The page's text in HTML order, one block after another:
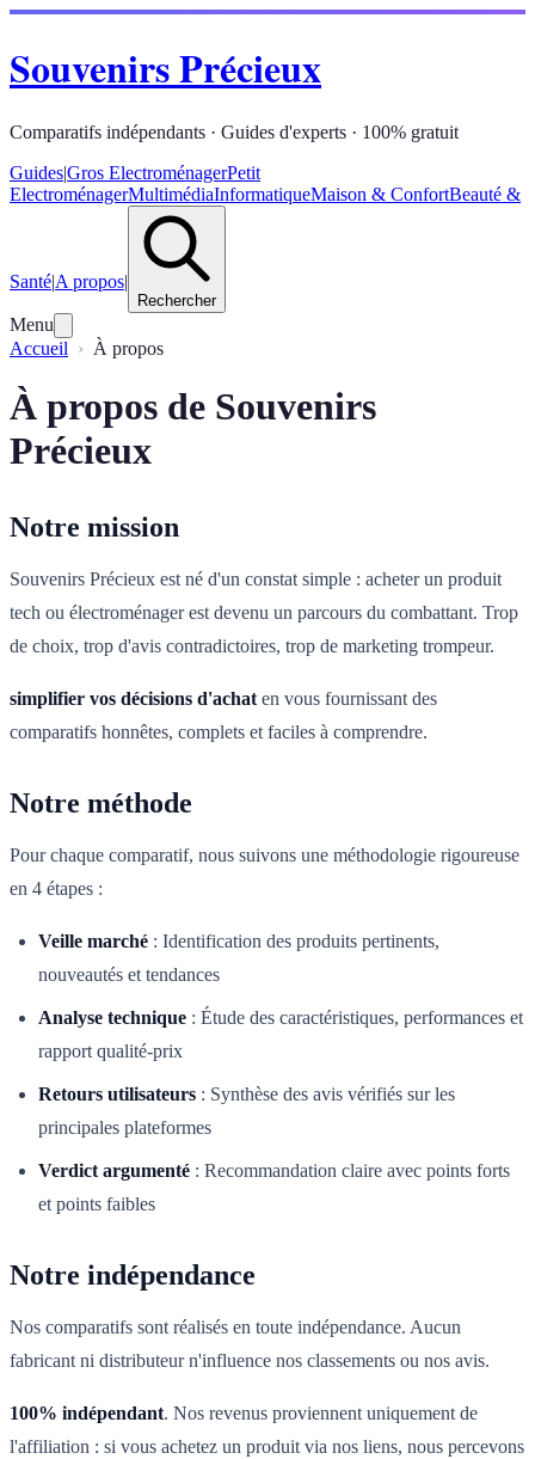
Souvenirs Précieux
Comparatifs indépendants · Guides d'experts · 100% gratuit
Guides|Gros ElectroménagerPetit
ElectroménagerMultimédiaInformatiqueMaison & ConfortBeauté &
Santé|A propos|
Rechercher
Menu
Accueil
À propos
À propos de Souvenirs
Précieux
Notre mission
Souvenirs Précieux est né d'un constat simple : acheter un produit
tech ou électroménager est devenu un parcours du combattant. Trop
de choix, trop d'avis contradictoires, trop de marketing trompeur.
simplifier vos décisions d'achat en vous fournissant des
comparatifs honnêtes, complets et faciles à comprendre.
Notre méthode
Pour chaque comparatif, nous suivons une méthodologie rigoureuse
en 4 étapes :
Veille marché : Identification des produits pertinents,
nouveautés et tendances
Analyse technique : Étude des caractéristiques, performances et
rapport qualité-prix
Retours utilisateurs : Synthèse des avis vérifiés sur les
principales plateformes
Verdict argumenté : Recommandation claire avec points forts
et points faibles
Notre indépendance
Nos comparatifs sont réalisés en toute indépendance. Aucun
fabricant ni distributeur n'influence nos classements ou nos avis.
100% indépendant. Nos revenus proviennent uniquement de
l'affiliation : si vous achetez un produit via nos liens, nous percevons